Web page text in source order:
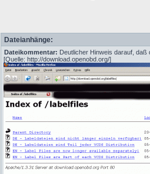
Dateianhänge:
Dateikommentar: Deutlicher Hinweis darauf, daß
[Quelle: http://download.openobd.org/]